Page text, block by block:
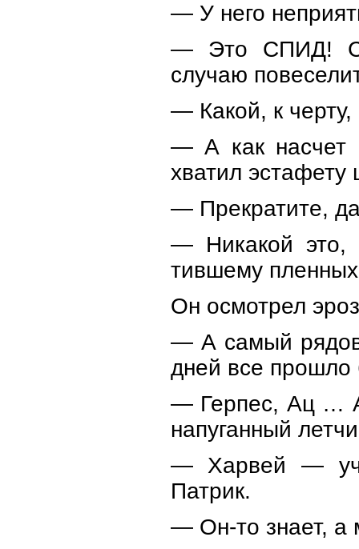
— У него
— Это СПИД!
случаю
— Какой, к
— А как насчет
хватил эстафету
— Прекратите,
— Никакой
тившему
Он осмотрел
— А самый
дней все
— Герпес, Ац …
напуганный
— Харвей —
Патрик.
— Он-то знает, а